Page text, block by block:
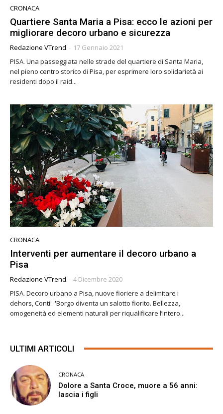
CRONACA
Quartiere Santa Maria a Pisa: ecco le azioni per
migliorare decoro urbano e sicurezza
Redazione VTrend - 17 Gennaio 2021
PISA. Una passeggiata nelle strade del quartiere di Santa Maria,
nel pieno centro storico di Pisa, per esprimere loro solidarietà ai
residenti dopo il raid...
CRONACA
Interventi per aumentare il decoro urbano a
Pisa
Redazione VTrend - 4 Dicembre 2020
PISA. Decoro urbano a Pisa, nuove fioriere a delimitare i
dehors, Conti: ''Borgo diventa un salotto fiorito. Bellezza,
omogeneità ed elementi naturali per riqualificare l’intero...
ULTIMI ARTICOLI
CRONACA
Dolore a Santa Croce, muore a 56 anni:
lascia i figli